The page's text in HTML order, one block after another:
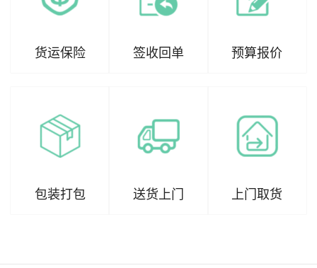
货运保险 签收回单 预算报价
包装打包 送货上门 上门取货